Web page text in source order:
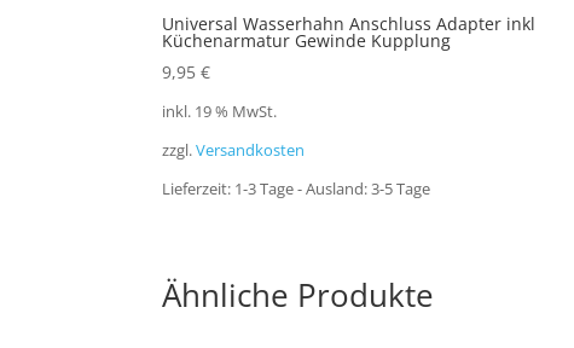
Universal Wasserhahn Anschluss Adapter inkl
Küchenarmatur Gewinde Kupplung
9,95€
inkl. 19 % MwSt.
zzgl.Versandkosten
Lieferzeit: 1-3 Tage - Ausland: 3-5 Tage
Ähnliche Produkte